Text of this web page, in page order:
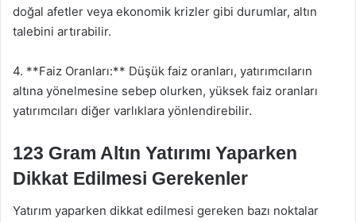
doğal afetler veya ekonomik krizler gibi durumlar, altın
talebini artırabilir.
4. **Faiz Oranları:** Düşük faiz oranları, yatırımcıların
altına yönelmesine sebep olurken, yüksek faiz oranları
yatırımcıları diğer varlıklara yönlendirebilir.
123 Gram Altın Yatırımı Yaparken
Dikkat Edilmesi Gerekenler
Yatırım yaparken dikkat edilmesi gereken bazı noktalar